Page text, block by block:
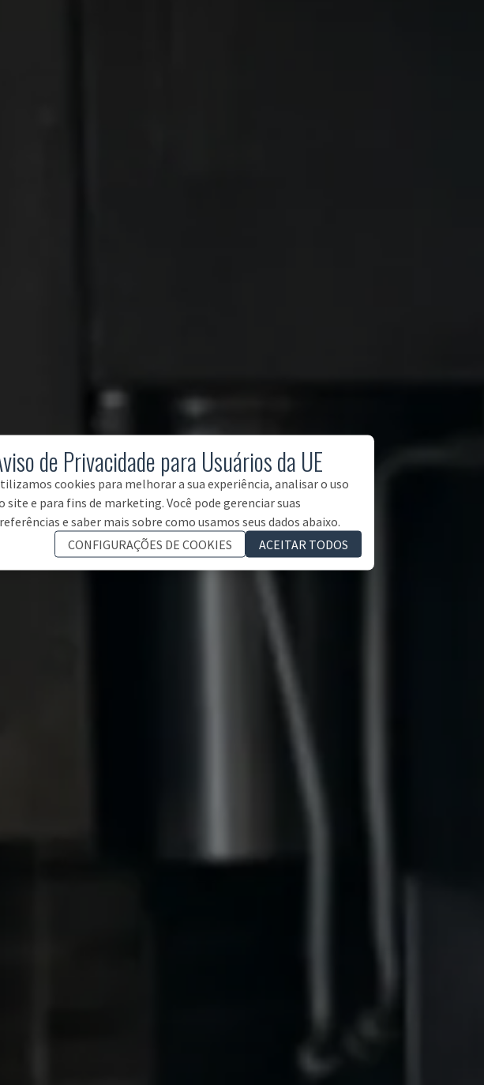
de Privacidade para Usuários da UE
cookies para melhorar a sua experiência, analisar o uso
site e para fins de marketing. Você pode gerenciar suas
e saber mais sobre como usamos seus dados abaixo.
CONFIGURAÇÕES DE COOKIES
ACEITAR TODOS